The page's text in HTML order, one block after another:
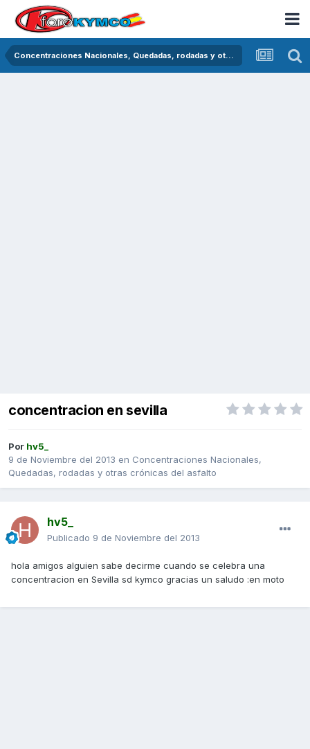
Concentraciones Nacionales, Quedadas, rodadas y otras crónicas del asfalto
concentracion en sevilla
Por hv5_
9 de Noviembre del 2013 en Concentraciones Nacionales,
Quedadas, rodadas y otras crónicas del asfalto
hv5_
Publicado 9 de Noviembre del 2013
hola amigos alguien sabe decirme cuando se celebra una
concentracion en Sevilla sd kymco gracias un saludo :en moto